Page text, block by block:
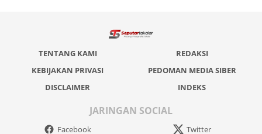
TENTANG KAMI
REDAKSI
KEBIJAKAN PRIVASI
PEDOMAN MEDIA SIBER
DISCLAIMER
INDEKS
JARINGAN SOCIAL
Facebook Twitter